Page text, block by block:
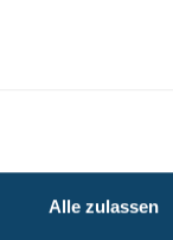
Alle zulassen